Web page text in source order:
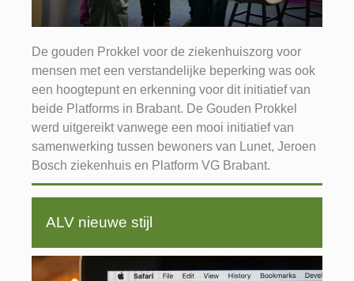
De gouden Prokkel voor de ziekenhuiszorg voor
mensen met een verstandelijke beperking was ook
een hoogtepunt en erkenning voor dit initiatief van
beide Platforms in Brabant. De Gouden Prokkel
werd uitgereikt vanwege een mooi initiatief van
samenwerking tussen bewoners van Lunet, Jeroen
Bosch ziekenhuis en Platform VG Brabant.
ALV nieuwe stijl